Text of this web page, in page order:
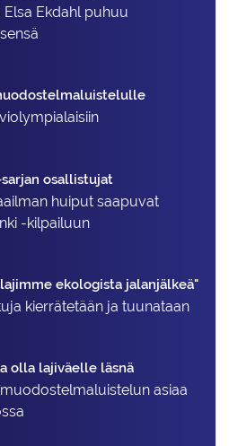
Ekdahl puhuu
osallistujat
huiput saapuvat
-kilpailuun
ekologista jalanjälkeä"
kierrätetään ja tuunataan
olla lajiväelle läsnä
asiaa